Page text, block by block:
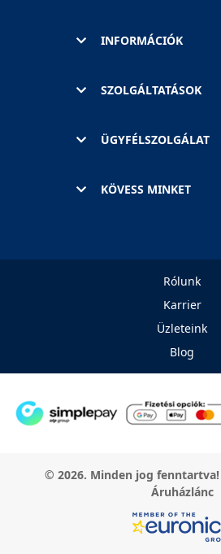
INFORMÁCIÓK
SZOLGÁLTATÁSOK
ÜGYFÉLSZOLGÁLAT
KÖVESS MINKET
Rólunk
Karrier
Üzleteink
Blog
© 2026. Minden jog
Áruházlánc